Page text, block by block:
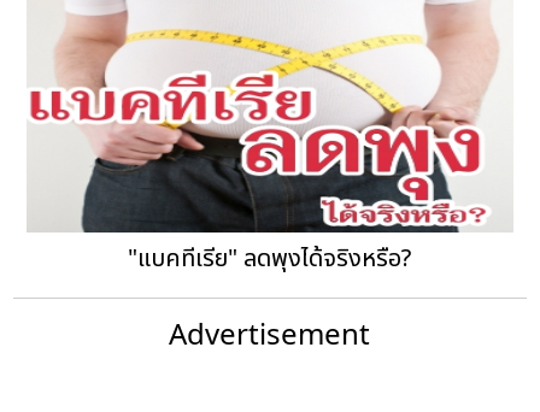
"แบคทีเรีย" ลดพุงได้จริงหรือ?
Advertisement